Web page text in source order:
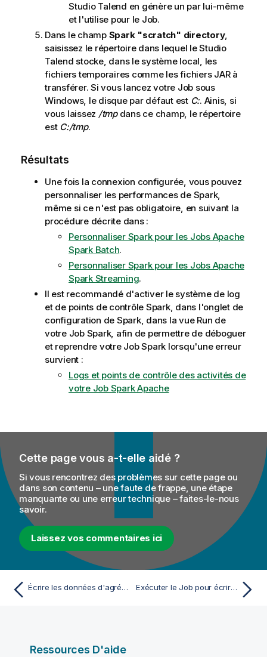
Studio Talend en génère un par lui-même
et l'utilise pour le Job.
Dans le champ Spark "scratch" directory,
saisissez le répertoire dans lequel leStudio
Talend stocke, dans le système local, les
fichiers temporaires comme les fichiers JAR à
transférer. Si vous lancez votre Job sous
Windows, le disque par défaut est C:. Ainis, si
vous laissez /tmpdans ce champ, le répertoire
est C:/tmp.
Résultats
Une fois la connexion configurée, vous pouvez
personnaliser les performances de Spark,
même si ce n'est pas obligatoire, en suivant la
procédure décrite dans :
Personnaliser Spark pour les Jobs Apache
Spark Batch.
Personnaliser Spark pour les Jobs Apache
Spark Streaming.
Il est recommandé d'activer le système de log
et de points de contrôle Spark, dans l'onglet de
configuration de Spark, dans la vue Run de
votre Job Spark, afin de permettre de déboguer
et reprendre votre Job Spark lorsqu'une erreur
survient :
Logs et points de contrôle des activités de
votre Job Spark Apache
Cette page vous a-t-elle aidé ?
Si vous rencontrez des problèmes sur cette page ou
dans son contenu – une faute de frappe, une étape
manquante ou une erreur technique – faites-le-nous
savoir.
Laissez vos commentaires ici
Écrire les données d'agrégation sur les incidents de rue dans EMR Exécuter le Job pour écrire des données chiffrées KMS dans EMR
Ressources D'aide